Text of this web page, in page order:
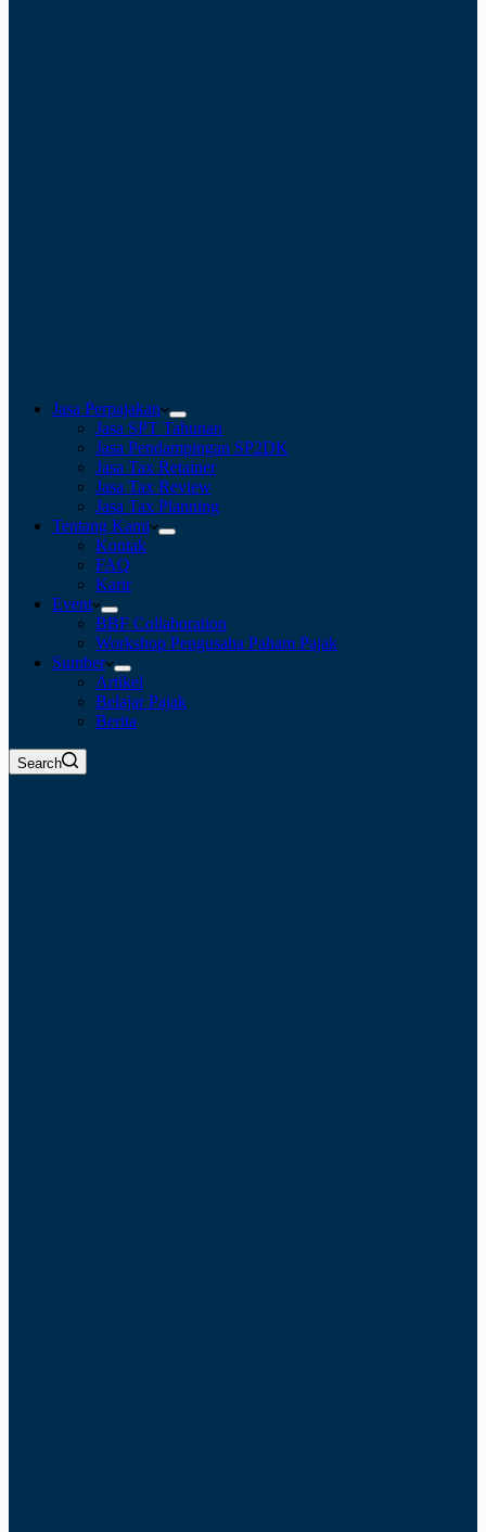
Jasa Perpajakan
Jasa SPT Tahunan
Jasa Pendampingan SP2DK
Jasa Tax Retainer
Jasa Tax Review
Jasa Tax Planning
Tentang Kami
Kontak
FAQ
Karir
Event
BBF Collaboration
Workshop Pengusaha Paham Pajak
Sumber
Artikel
Belajar Pajak
Berita
Search